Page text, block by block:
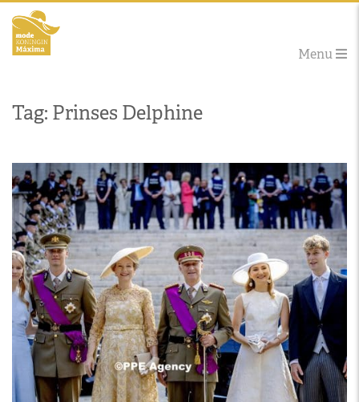
Menu
Tag: Prinses Delphine